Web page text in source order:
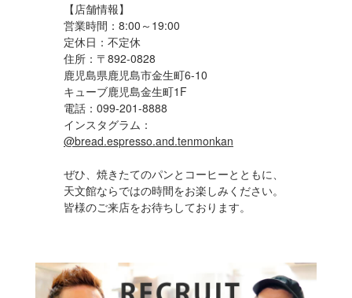
【店舗情報】
営業時間：8:00～19:00
定休日：不定休
住所：〒892-0828
鹿児島県鹿児島市金生町6-10
キューブ鹿児島金生町1F
電話：099-201-8888
インスタグラム：
@bread.espresso.and.tenmonkan
ぜひ、焼きたてのパンとコーヒーとともに、
天文館ならではの時間をお楽しみください。
皆様のご来店をお待ちしております。